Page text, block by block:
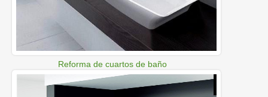
Reforma de cuartos de baño